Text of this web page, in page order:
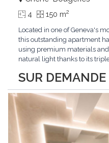
SUR DEMANDE
4 150 m2
Located in one of Geneva's
this outstanding apartment
using premium materials
natural light thanks to its
master suite, elegant
overlooking a peaceful and